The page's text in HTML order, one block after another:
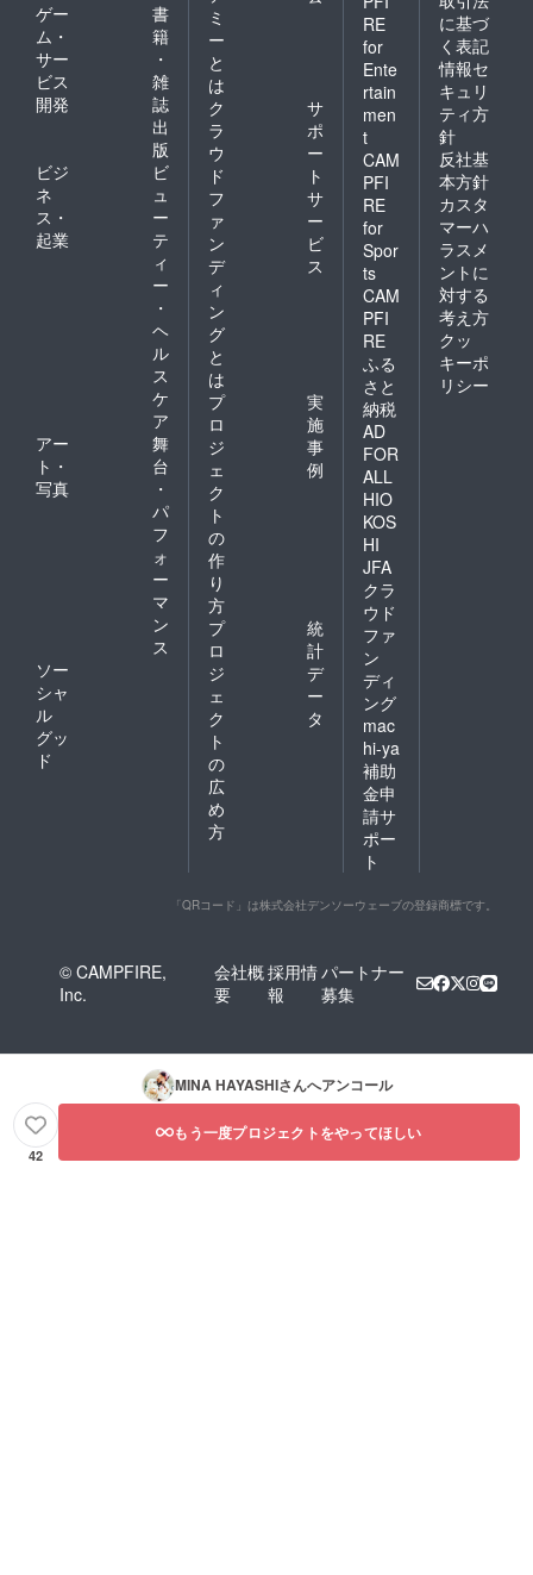
ゲー
ム・
サー
ビス
開発
書
籍
・
雑
誌
出
版
ビジ
ネ
ス・
起業
ビ
ュ
ー
テ
ィ
ー
・
ヘ
ル
ス
ケ
ア
アー
ト・
写真
舞
台
・
パ
フ
ォ
ー
マ
ン
ス
ソー
シャ
ル
グッ
ド
ミ
ー
と
は
ク
ラ
ウ
ド
フ
ァ
ン
デ
ィ
ン
グ
と
は
サ
ポ
ー
ト
サ
ー
ビ
ス
プ
ロ
ジ
ェ
ク
ト
の
作
り
方
実
施
事
例
プ
ロ
ジ
ェ
ク
ト
の
広
め
方
統
計
デ
ー
タ
RE
for
Ente
rtain
men
t
CAM
PFI
RE
for
Spor
ts
CAM
PFI
RE
ふる
さと
納税
AD
FOR
ALL
HIO
KOS
HI
JFA
クラ
ウド
ファ
ン
ディ
ング
mac
hi-ya
補助
金申
請サ
ポー
ト
に基づ
く表記
情報セ
キュリ
ティ方
針
反社基
本方針
カスタ
マーハ
ラスメ
ントに
対する
考え方
クッ
キーポ
リシー
「QRコード」は株式会社デンソーウェーブの登録商標です。
© CAMPFIRE,
Inc.
会社概
要
採用情
報
パートナー
募集
MINA HAYASHIさんへアンコール
42
もう一度プロジェクトをやってほしい